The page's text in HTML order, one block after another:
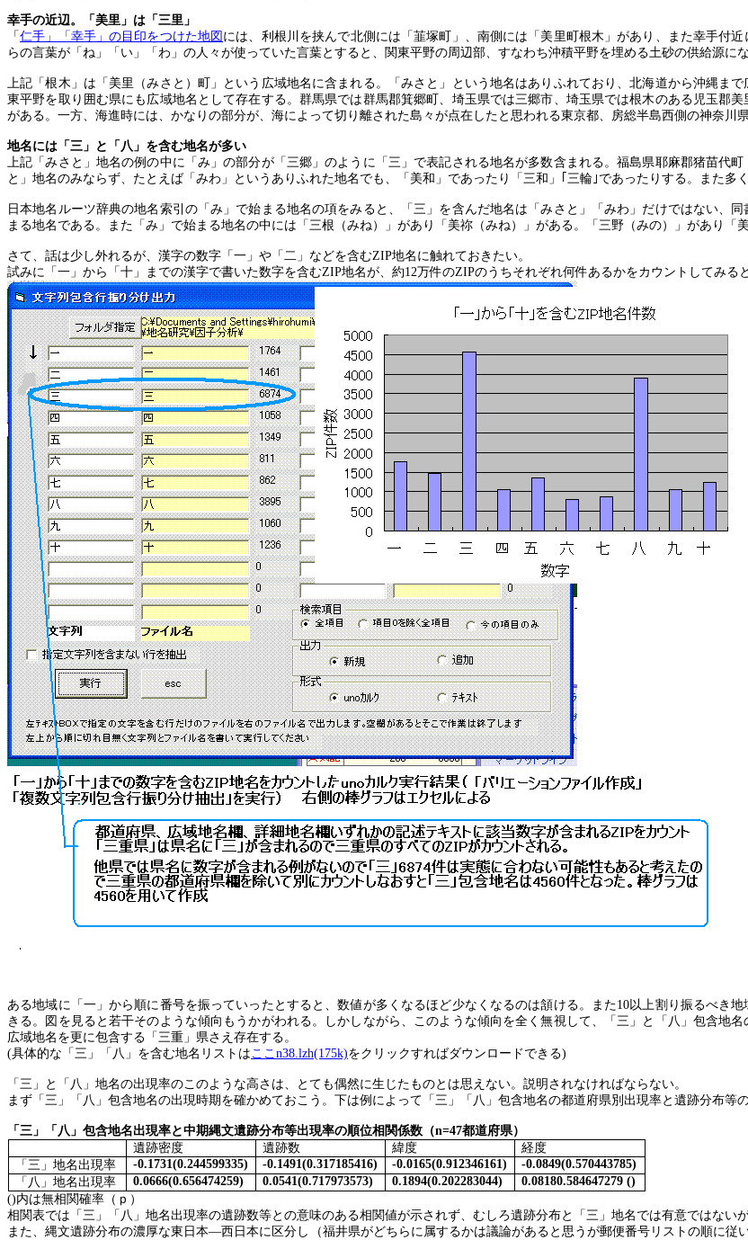
幸手の近辺。「美里」は「三里」
「仁手」「幸手」の目印をつけた地図 には、利根川を挟んで北側には「韮塚町」、南側には「美里町根木」があり、また幸手付
らの言葉が「ね」「い」「わ」の人々が使っていた言葉とすると、関東平野の周辺部、すなわち沖積平野を埋める土砂の供給源に
上記「根木」は「美里（みさと）町」という広域地名に含まれる。「みさと」という地名はありふれており、北海道から沖縄ま
東平野を取り囲む県にも広域地名として存在する。群馬県では群馬郡箕郷町、埼玉県では三郷市、埼玉県では根木のある児玉郡
がある。一方、海進時には、かなりの部分が、海によって切り離された島々が点在したと思われる東京都、房総半島西側の神奈川
地名には「三」と「八」を含む地名が多い
上記「みさと」地名の例の中に「み」の部分が「三郷」のように「三」で表記される地名が多数含まれる。福島県耶麻郡猪苗代
と」地名のみならず、たとえば「みわ」というありふれた地名でも、「美和」であったり「三和」｢三輪｣であったりする。また多
日本地名ルーツ辞典の地名索引の「み」で始まる地名の項をみると、「三」を含んだ地名は「みさと」「みわ」だけではない、
まる地名である。また「み」で始まる地名の中には「三根（みね）」があり「美祢（みね）」がある。「三野（みの）」があり「
さて、話は少し外れるが、漢字の数字「一」や「二」などを含むZIP地名に触れておきたい。
試みに「一」から「十」までの漢字で書いた数字を含むZIP地名が、約12万件のZIPのうちそれぞれ何件あるかをカウントしてみる
ある地域に「一」から順に番号を振っていったとすると、数値が多くなるほど少なくなるのは頷ける。また10以上割り振るべき
きる。図を見ると若干そのような傾向もうかがわれる。しかしながら、このような傾向を全く無視して、「三」と「八」包含地
広域地名を更に包含する「三重」県さえ存在する。
(具体的な「三」「八」を含む地名リストはここ n38.lzh(175k)をクリックすればダウンロードできる)
「三」と「八」地名の出現率のこのような高さは、とても偶然に生じたものとは思えない。説明されなければならない。
まず「三」「八」包含地名の出現時期を確かめておこう。下は例によって「三」「八」包含地名の都道府県別出現率と遺跡分布等
「三」「八」包含地名出現率と中期縄文遺跡分布等出現率の順位相関係数（n=47都道府県）
遺跡密度
遺跡数 緯度
経度
「三」地名出現率
-0.1731(0.244599335) -0.1491(0.317185416) -0.0165(0.912346161)
-0.0849(0.570443785)
「八」地名出現率
0.0666(0.656474259) 0.0541(0.717973573) 0.1894(0.202283044)
0.08180.584647279 ()
()内は無相関確率（ｐ）
相関表では「三」「八」地名出現率の遺跡数等との意味のある相関値が示されず、むしろ遺跡分布と「三」地名では有意ではない
また、縄文遺跡分布の濃厚な東日本―西日本に区分し（福井県がどちらに属するかは議論があると思うが郵便番号リストの順に従